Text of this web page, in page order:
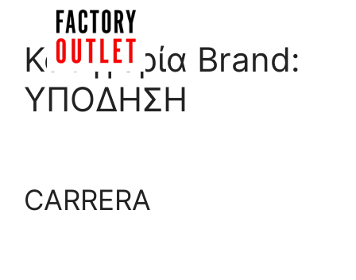
Μετάβαση
περιεχόμενο
Κατηγορία Brand:
ΥΠΟΔΗΣΗ
CARRERA